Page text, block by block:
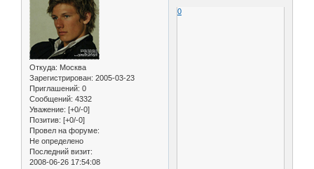
Откуда: Москва
Зарегистрирован: 2005-03-23
Приглашений: 0
Сообщений: 4332
Уважение: [+0/-0]
Позитив: [+0/-0]
Провел на форуме:
Не определено
Последний визит:
2008-06-26 17:54:08
0